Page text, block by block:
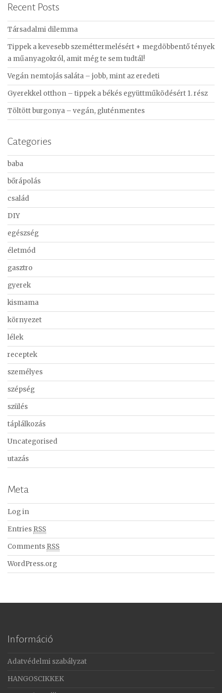
r
c
h
f
o
r
:
Recent Posts
Társadalmi dilemma
Tippek a kevesebb szeméttermelésért + megdöbbentő tények
a műanyagokról, amit még te sem tudtál!
Vegán nemtojás saláta – jobb, mint az eredeti
Gyerekkel otthon – tippek a békés együttműködésért 1. rész
Töltött burgonya – vegán, gluténmentes
Categories
baba
bőrápolás
család
DIY
egészség
életmód
gasztro
gyerek
kismama
környezet
lélek
receptek
személyes
szépség
szülés
táplálkozás
Uncategorised
utazás
Meta
Log in
Entries RSS
Comments RSS
WordPress.org
Információ
Adatvédelmi szabályzat
HANGOSCIKKEK